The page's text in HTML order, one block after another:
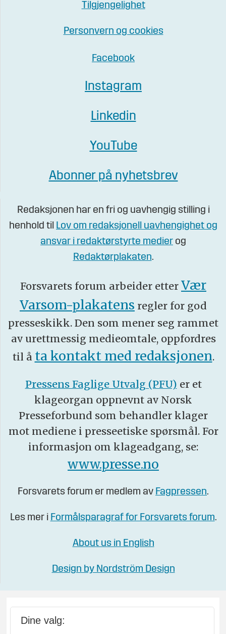
Tilgjengelighet
Personvern og cookies
Facebook
Instagram
Linkedin
YouTube
Abonner på nyhetsbrev
Redaksjonen har en fri og uavhengig stilling i
henhold til Lov om redaksjonell uavhengighet og
ansvar i redaktørstyrte medier og
Redaktørplakaten.
Forsvarets forum arbeider etter Vær
Varsom-plakatens regler for god
presseskikk. Den som mener seg rammet
av urettmessig medieomtale, oppfordres
til å ta kontakt med redaksjonen.
Pressens Faglige Utvalg (PFU) er et
klageorgan oppnevnt av Norsk
Presseforbund som behandler klager
mot mediene i presseetiske spørsmål. For
informasjon om klageadgang, se:
www.presse.no
Forsvarets forum er medlem av Fagpressen.
Les mer i Formålsparagraf for Forsvarets forum.
About us in English
Design by Nordström Design
Dine valg: